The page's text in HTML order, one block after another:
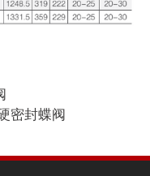
密封蝶阀